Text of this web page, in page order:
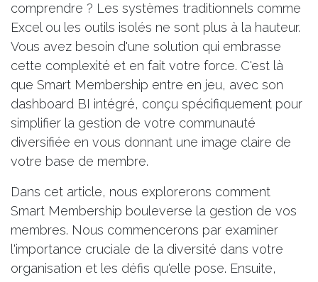
comprendre ? Les systèmes traditionnels comme
Excel ou les outils isolés ne sont plus à la hauteur.
Vous avez besoin d'une solution qui embrasse
cette complexité et en fait votre force. C'est là
que Smart Membership entre en jeu, avec son
dashboard BI intégré, conçu spécifiquement pour
simplifier la gestion de votre communauté
diversifiée en vous donnant une image claire de
votre base de membre.
Dans cet article, nous explorerons comment
Smart Membership bouleverse la gestion de vos
membres. Nous commencerons par examiner
l'importance cruciale de la diversité dans votre
organisation et les défis qu'elle pose. Ensuite,